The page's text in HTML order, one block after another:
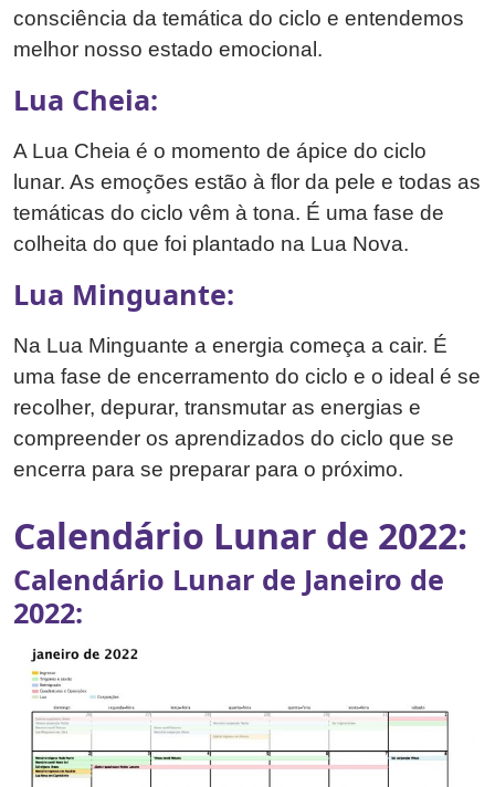
consciência da temática do ciclo e entendemos
melhor nosso estado emocional.
Lua Cheia:
A Lua Cheia é o momento de ápice do ciclo
lunar. As emoções estão à flor da pele e todas as
temáticas do ciclo vêm à tona. É uma fase de
colheita do que foi plantado na Lua Nova.
Lua Minguante:
Na Lua Minguante a energia começa a cair. É
uma fase de encerramento do ciclo e o ideal é se
recolher, depurar, transmutar as energias e
compreender os aprendizados do ciclo que se
encerra para se preparar para o próximo.
Calendário Lunar de 2022:
Calendário Lunar de Janeiro de
2022: